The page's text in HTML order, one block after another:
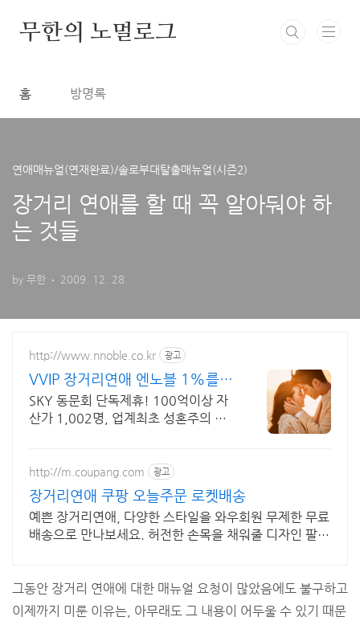
무한의 노멀로그
홈 방명록
연애매뉴얼(연재완료)/솔로부대탈출매뉴얼(시즌2)
장거리 연애를 할 때 꼭 알아둬야 하
는 것들
by 무한 2009. 12. 28.
http://www.nnoble.co.kr 광고
VVIP 장거리연애 엔노블 1%를
위한 상류층 결정사
SKY 동문회 단독제휴! 100억이상 자
산가 1,002명, 업계최초 성혼주의 시
대상 2회수상
http://m.coupang.com 광고
장거리연애 쿠팡 오늘주문 로켓배송
예쁜 장거리연애, 다양한 스타일을 와우회원 무제한 무료
배송으로 만나보세요. 허전한 손목을 채워줄 디자인 팔
그동안 장거리 연애에 대한 매뉴얼 요청이 많았음에도 불구하고
이제까지 미룬 이유는, 아무래도 그 내용이 어두울 수 있기 때문